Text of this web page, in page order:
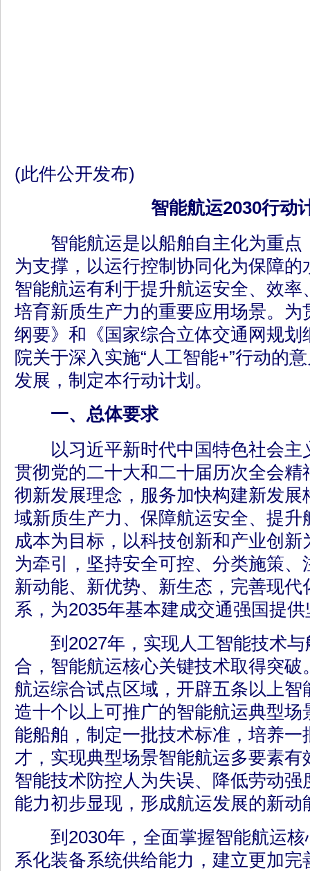
(此件公开发布)
智能航运2030行动
智能航运是以船舶自主化为重点
为支撑，以运行控制协同化为保障
智能航运有利于提升航运安全、效
培育新质生产力的重要应用场景。为
纲要》和《国家综合立体交通网规划
院关于深入实施“人工智能+”行动的
发展，制定本行动计划。
一、总体要求
以习近平新时代中国特色社会主
贯彻党的二十大和二十届历次全会精
彻新发展理念，服务加快构建新发展
域新质生产力、保障航运安全、提升
成本为目标，以科技创新和产业创
为牵引，坚持安全可控、分类施策
新动能、新优势、新生态，完善现代
系，为2035年基本建成交通强国提
到2027年，实现人工智能技术与
合，智能航运核心关键技术取得突破
航运综合试点区域，开辟五条以上
造十个以上可推广的智能航运典型场
能船舶，制定一批技术标准，培养一
才，实现典型场景智能航运多要素有
智能技术防控人为失误、降低劳动
能力初步显现，形成航运发展的新动
到2030年，全面掌握智能航运核
系化装备系统供给能力，建立更加